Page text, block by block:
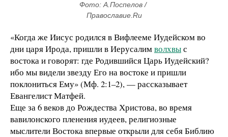
Фото: А.Поспелов /
Православие.Ru
«Когда же Иисус родился в Вифлееме Иудейском во
дни царя Ирода, пришли в Иерусалимволхвыс
востока и говорят: где Родившийся Царь Иудейский?
ибо мы видели звезду Его на востоке и пришли
поклониться Ему» (Мф. 2:1–2), — рассказывает
Евангелист Матфей.
Еще за 6 веков до Рождества Христова, во время
вавилонского пленения иудеев, религиозные
мыслители Востока впервые открыли для себя Библию